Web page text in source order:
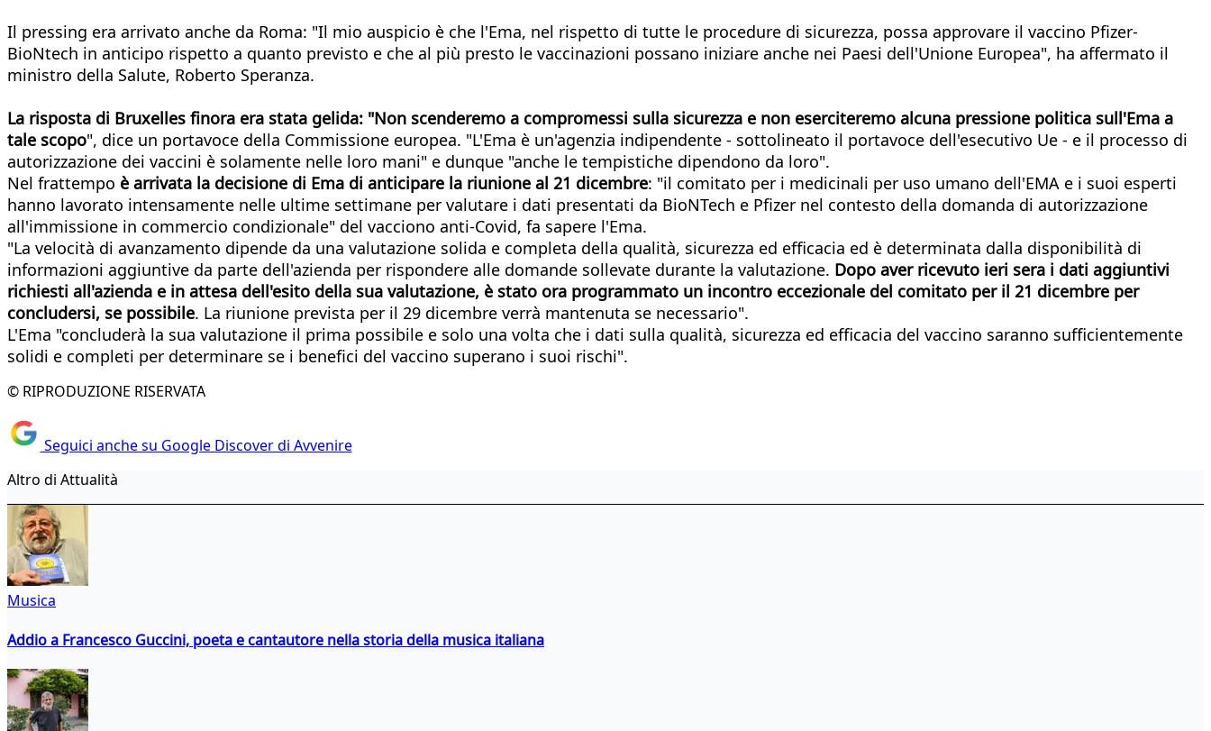
Il pressing era arrivato anche da Roma: "Il mio auspicio è che l'Ema, nel rispetto di tutte le procedure di sicurezza, possa approvare il vaccino Pfizer-
BioNtech in anticipo rispetto a quanto previsto e che al più presto le vaccinazioni possano iniziare anche nei Paesi dell'Unione Europea", ha affermato il
ministro della Salute, Roberto Speranza.
La risposta di Bruxelles finora era stata gelida: "Non scenderemo a compromessi sulla sicurezza e non eserciteremo alcuna pressione politica sull'Ema a
tale scopo", dice un portavoce della Commissione europea. "L'Ema è un'agenzia indipendente - sottolineato il portavoce dell'esecutivo Ue - e il processo di
autorizzazione dei vaccini è solamente nelle loro mani" e dunque "anche le tempistiche dipendono da loro".
Nel frattempo è arrivata la decisione di Ema di anticipare la riunione al 21 dicembre: "il comitato per i medicinali per uso umano dell'EMA e i suoi esperti
hanno lavorato intensamente nelle ultime settimane per valutare i dati presentati da BioNTech e Pfizer nel contesto della domanda di autorizzazione
all'immissione in commercio condizionale" del vacciono anti-Covid, fa sapere l'Ema.
"La velocità di avanzamento dipende da una valutazione solida e completa della qualità, sicurezza ed efficacia ed è determinata dalla disponibilità di
informazioni aggiuntive da parte dell'azienda per rispondere alle domande sollevate durante la valutazione. Dopo aver ricevuto ieri sera i dati aggiuntivi
richiesti all'azienda e in attesa dell'esito della sua valutazione, è stato ora programmato un incontro eccezionale del comitato per il 21 dicembre per
concludersi, se possibile. La riunione prevista per il 29 dicembre verrà mantenuta se necessario".
L'Ema "concluderà la sua valutazione il prima possibile e solo una volta che i dati sulla qualità, sicurezza ed efficacia del vaccino saranno sufficientemente
solidi e completi per determinare se i benefici del vaccino superano i suoi rischi".
© RIPRODUZIONE RISERVATA
Seguici anche su Google Discover di Avvenire
Altro di Attualità
Musica
Addio a Francesco Guccini, poeta e cantautore nella storia della musica italiana